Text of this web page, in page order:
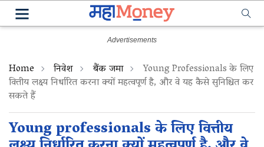
Home निवेश बैंक जमा Young Professionals के लिए
वित्तीय लक्ष्य निर्धारित करना क्यों महत्वपूर्ण है, और वे यह कैसे सुनिश्चित कर
सकते हैं
Young professionals के लिए वित्तीय